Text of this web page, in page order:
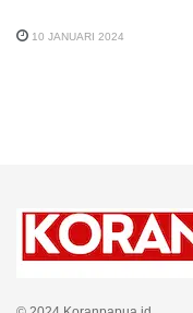
10 JANUARI 2024